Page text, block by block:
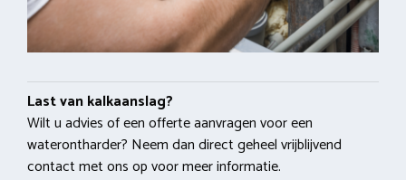
Last van kalkaanslag?
Wilt u advies of een offerte aanvragen voor een
waterontharder? Neem dan direct geheel vrijblijvend
contact met ons op voor meer informatie.